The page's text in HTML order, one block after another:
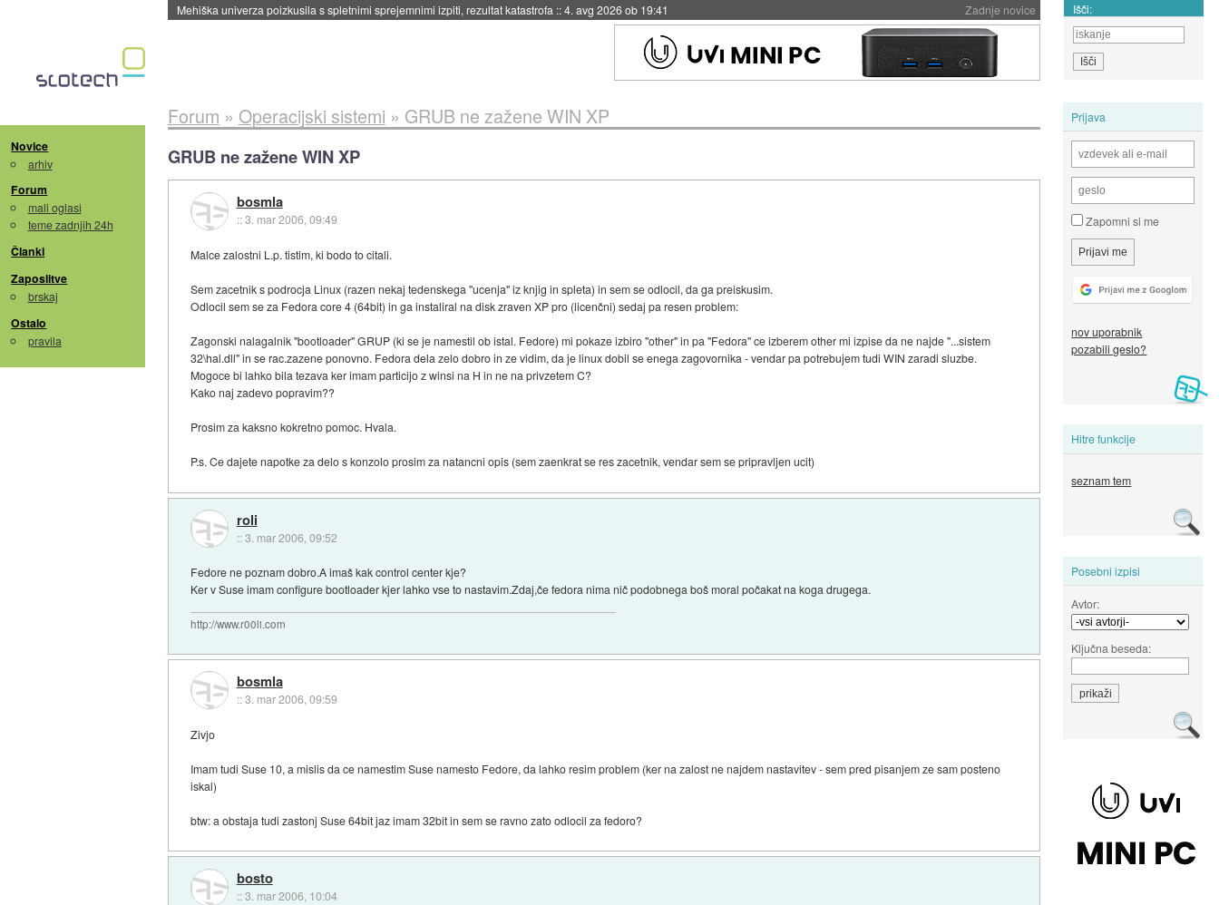
Zadnje novice
Evropska vesoljska agencija razvija svojo raketo za večkratno uporabo::4. avg 2026 ob 19:41 Išči:
Novice
arhiv
Forum
mali oglasi
teme zadnjih 24h
Članki
Zaposlitve
brskaj
Ostalo
pravila
Prijava
Zapomni si me
nov uporabnik
pozabili geslo?
Hitre funkcije
seznam tem
Posebni izpisi
Avtor:
Ključna beseda:
Forum » Operacijski sistemi » GRUB ne zažene WIN XP
GRUB ne zažene WIN XP
bosmla
::3. mar 2006, 09:49
Malce zalostni L.p. tistim, ki bodo to citali.
Sem zacetnik s podrocja Linux (razen nekaj tedenskega "ucenja" iz knjig in spleta) in sem se odlocil, da ga preiskusim.
Odlocil sem se za Fedora core 4 (64bit) in ga instaliral na disk zraven XP pro (licenčni) sedaj pa resen problem:
Zagonski nalagalnik "bootloader" GRUP (ki se je namestil ob istal. Fedore) mi pokaze izbiro "other" in pa "Fedora" ce izberem other mi izpise da ne najde "...sistem
32\hal.dll" in se rac.zazene ponovno. Fedora dela zelo dobro in ze vidim, da je linux dobil se enega zagovornika - vendar pa potrebujem tudi WIN zaradi sluzbe.
Mogoce bi lahko bila tezava ker imam particijo z winsi na H in ne na privzetem C?
Kako naj zadevo popravim??
Prosim za kaksno kokretno pomoc. Hvala.
P.s. Ce dajete napotke za delo s konzolo prosim za natancni opis (sem zaenkrat se res zacetnik, vendar sem se pripravljen ucit)
roli
::3. mar 2006, 09:52
Fedore ne poznam dobro.A imaš kak control center kje?
Ker v Suse imam configure bootloader kjer lahko vse to nastavim.Zdaj,če fedora nima nič podobnega boš moral počakat na koga drugega.
http://www.r00li.com
bosmla
::3. mar 2006, 09:59
Zivjo
Imam tudi Suse 10, a mislis da ce namestim Suse namesto Fedore, da lahko resim problem (ker na zalost ne najdem nastavitev - sem pred pisanjem ze sam posteno
iskal)
btw: a obstaja tudi zastonj Suse 64bit jaz imam 32bit in sem se ravno zato odlocil za fedoro?
bosto
::3. mar 2006, 10:04